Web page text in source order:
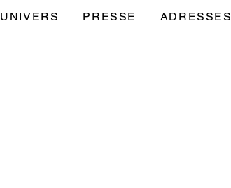
UNIVERS PRESSE ADRESSES